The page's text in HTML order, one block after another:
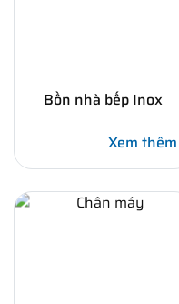
Bồn nhà bếp Inox
Xem thêm